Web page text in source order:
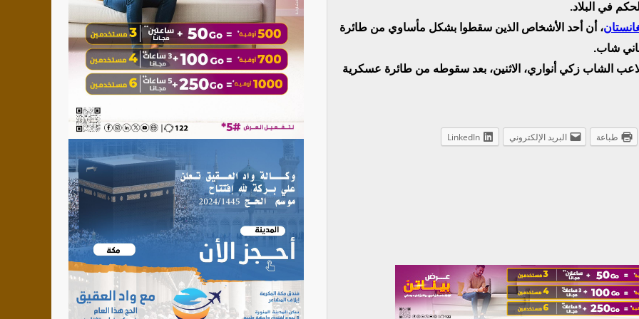
في البلاد.
، أن أحد الأشخاص الذين سقطوا بشكل مأساوي من طائرة
شاب.
الشاب زكي أنواري، الاثنين، بعد سقوطه من طائرة عسكرية
طباعة البريد الإلكتروني LinkedIn